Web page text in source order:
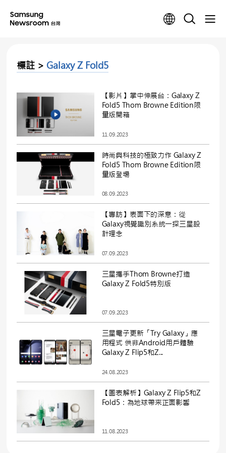
標註 > Galaxy Z Fold5
【影片】掌中伸展台：Galaxy Z
Fold5 Thom Browne Edition限
量版開箱
11.09.2023
時尚與科技的極致力作 Galaxy Z
Fold5 Thom Browne Edition限
量版登場
08.09.2023
【專訪】表面下的深意：從
Galaxy視覺識別系統一探三星設
計理念
07.09.2023
三星攜手Thom Browne打造
Galaxy Z Fold5特別版
07.09.2023
三星電子更新「Try Galaxy」應
用程式 供非Android用戶體驗
Galaxy Z Flip5和Z...
24.08.2023
【圖表解析】Galaxy Z Flip5和Z
Fold5：為地球帶來正面影響
11.08.2023